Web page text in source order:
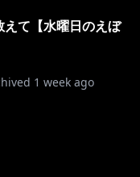
えて【水曜日のえぼ
1 week ago